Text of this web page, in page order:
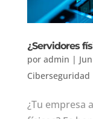
¿Servidores
por admin |
Ciberseguridad
¿Tu empresa